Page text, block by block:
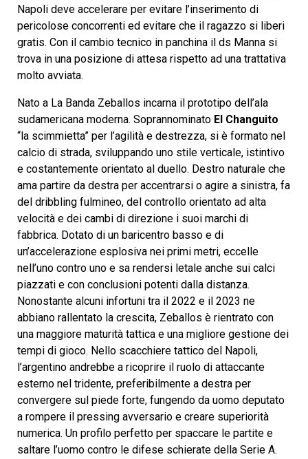
Napoli deve accelerare per evitare l’inserimento di
pericolose concorrenti ed evitare che il ragazzo si liberi
gratis. Con il cambio tecnico in panchina il ds Manna si
trova in una posizione di attesa rispetto ad una trattativa
molto avviata.
Nato a La Banda Zeballos incarna il prototipo dell’ala
sudamericana moderna. Soprannominato El Changuito
“la scimmietta” per l’agilità e destrezza, si è formato nel
calcio di strada, sviluppando uno stile verticale, istintivo
e costantemente orientato al duello. Destro naturale che
ama partire da destra per accentrarsi o agire a sinistra, fa
del dribbling fulmineo, del controllo orientato ad alta
velocità e dei cambi di direzione i suoi marchi di
fabbrica. Dotato di un baricentro basso e di
un’accelerazione esplosiva nei primi metri, eccelle
nell’uno contro uno e sa rendersi letale anche sui calci
piazzati e con conclusioni potenti dalla distanza.
Nonostante alcuni infortuni tra il 2022 e il 2023 ne
abbiano rallentato la crescita, Zeballos è rientrato con
una maggiore maturità tattica e una migliore gestione dei
tempi di gioco. Nello scacchiere tattico del Napoli,
l’argentino andrebbe a ricoprire il ruolo di attaccante
esterno nel tridente, preferibilmente a destra per
convergere sul piede forte, fungendo da uomo deputato
a rompere il pressing avversario e creare superiorità
numerica. Un profilo perfetto per spaccare le partite e
saltare l’uomo contro le difese schierate della Serie A.